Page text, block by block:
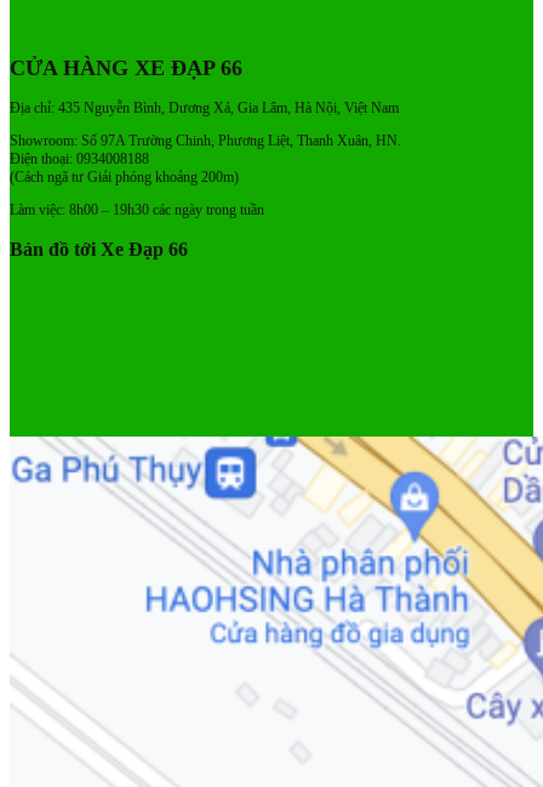
CỬA HÀNG XE ĐẠP 66
Địa chỉ: 435 Nguyễn Bình, Dương Xá, Gia Lâm, Hà Nội, Việt Nam
Showroom: Số 97A Trường Chinh, Phương Liệt, Thanh Xuân, HN.
Điện thoại: 0934008188
(Cách ngã tư Giải phóng khoảng 200m)
Làm việc: 8h00 – 19h30 các ngày trong tuần
Bản đồ tới Xe Đạp 66